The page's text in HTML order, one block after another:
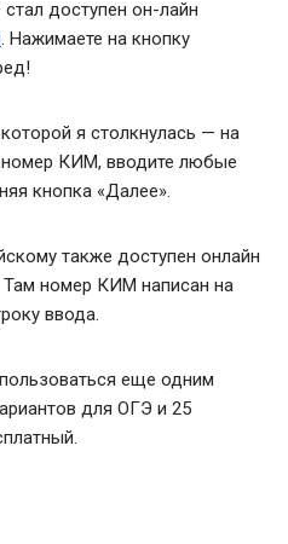
доступен он-лайн
. Нажимаете на кнопку
я столкнулась — на
номер КИМ, вводите любые
кнопка «Далее».
также доступен онлайн
Там номер КИМ написан на
ввода.
еще одним
для ОГЭ и 25